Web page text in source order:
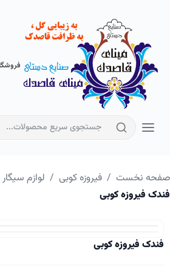
فروشگاه
نخست فیروزه کوبی لوازم سیگار
فیروزه کوبی
فندک فیروزه کوبی